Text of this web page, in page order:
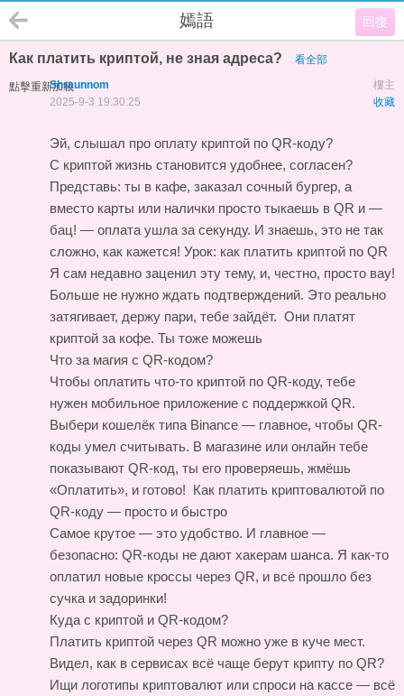
回復
嫣語
Как платить криптой, не зная адреса? 看全部
點擊重新加載 樓主
Shraunnom
收藏
2025-9-3 19:30:25
Эй, слышал про оплату криптой по QR-коду?
С криптой жизнь становится удобнее, согласен?
Представь: ты в кафе, заказал сочный бургер, а
вместо карты или налички просто тыкаешь в QR и —
бац! — оплата ушла за секунду. И знаешь, это не так
сложно, как кажется! Урок: как платить криптой по QR
Я сам недавно заценил эту тему, и, честно, просто вау!
Больше не нужно ждать подтверждений. Это реально
затягивает, держу пари, тебе зайдёт. Они платят
криптой за кофе. Ты тоже можешь
Что за магия с QR-кодом?
Чтобы оплатить что-то криптой по QR-коду, тебе
нужен мобильное приложение с поддержкой QR.
Выбери кошелёк типа Binance — главное, чтобы QR-
коды умел считывать. В магазине или онлайн тебе
показывают QR-код, ты его проверяешь, жмёшь
«Оплатить», и готово! Как платить криптовалютой по
QR-коду — просто и быстро
Самое крутое — это удобство. И главное —
безопасно: QR-коды не дают хакерам шанса. Я как-то
оплатил новые кроссы через QR, и всё прошло без
сучка и задоринки!
Куда с криптой и QR-кодом?
Платить криптой через QR можно уже в куче мест.
Видел, как в сервисах всё чаще берут крипту по QR?
Ищи логотипы криптовалют или спроси на кассе — всё